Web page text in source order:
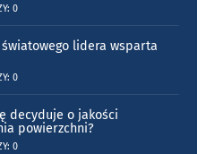
0
światowego lidera wsparta
0
decyduje o jakości
powierzchni?
0